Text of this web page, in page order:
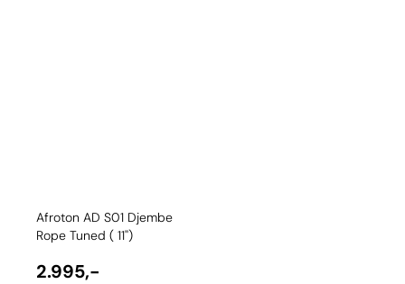
Afroton AD S01 Djembe
Rope Tuned ( 11'')
2.995,-